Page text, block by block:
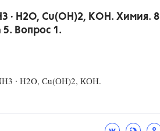
Учебники
∙ Н2O, Сu(ОН)2, КОН. Химия. 8
5. Вопрос 1.
∙ Н2O, Сu(ОН)2, КОН.